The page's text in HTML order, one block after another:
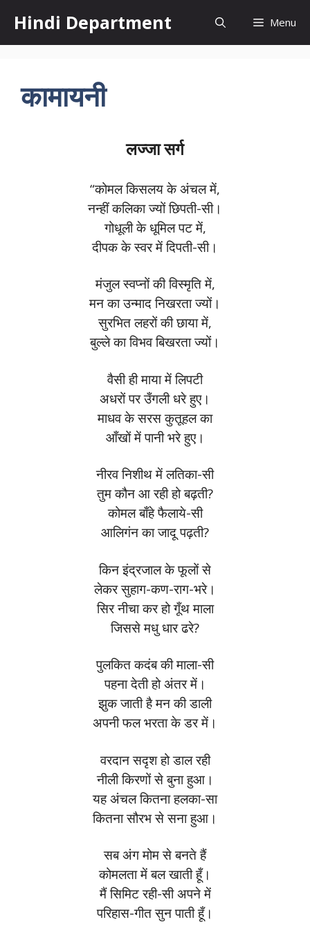
content
Hindi Department Menu
कामायनी
लज्जा सर्ग
“कोमल किसलय के अंचल में,
नन्हीं कलिका ज्यों छिपती-सी।
गोधूली के धूमिल पट में,
दीपक के स्वर में दिपती-सी।
मंजुल स्वप्नों की विस्मृति में,
मन का उन्माद निखरता ज्यों।
सुरभित लहरों की छाया में,
बुल्ले का विभव बिखरता ज्यों।
वैसी ही माया में लिपटी
अधरों पर उँगली धरे हुए।
माधव के सरस कुतूहल का
आँखों में पानी भरे हुए।
नीरव निशीथ में लतिका-सी
तुम कौन आ रही हो बढ़ती?
कोमल बाँहे फैलाये-सी
आलिगंन का जादू पढ़ती?
किन इंद्रजाल के फूलों से
लेकर सुहाग-कण-राग-भरे।
सिर नीचा कर हो गूँथ माला
जिससे मधु धार ढरे?
पुलकित कदंब की माला-सी
पहना देती हो अंतर में।
झुक जाती है मन की डाली
अपनी फल भरता के डर में।
वरदान सदृश हो डाल रही
नीली किरणों से बुना हुआ।
यह अंचल कितना हलका-सा
कितना सौरभ से सना हुआ।
सब अंग मोम से बनते हैं
कोमलता में बल खाती हूँ।
मैं सिमिट रही-सी अपने में
परिहास-गीत सुन पाती हूँ।